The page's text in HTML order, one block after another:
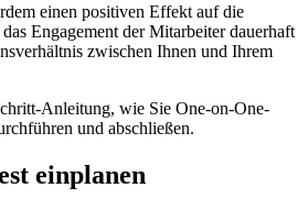
einen positiven Effekt auf die
Engagement der Mitarbeiter dauerhaft
zwischen Ihnen und Ihrem
Anleitung, wie Sie One-on-One-
und abschließen.
einplanen